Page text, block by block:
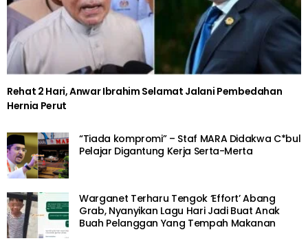
Bulan Maut, Tak Sempat Bersalin
BERITA SOSIAL
“Rindunya!” – Akhirnya Pawagam
Dibenarkan Beroperasi Bermula Hari Ini
SEJARAH
Kenali 5 Tempat ‘Keras’ Di Dunia
6 years ago